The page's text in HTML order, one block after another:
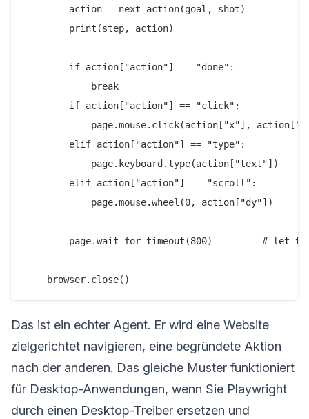
        action = next_action(goal, shot)
        print(step, action)
        if action["action"] == "done":
            break
        if action["action"] == "click":
page.mouse.click(action["x"],
        elif action["action"] == "type":
            page.keyboard.type(action["text"])
        elif action["action"] == "scroll":
            page.mouse.wheel(0, action["dy"])
page.wait_for_timeout(800)         # let
Das ist ein echter Agent. Er wird eine Website
zielgerichtet navigieren, eine begründete Aktion
nach der anderen. Das gleiche Muster funktioniert
für Desktop-Anwendungen, wenn Sie Playwright
durch einen Desktop-Treiber ersetzen und